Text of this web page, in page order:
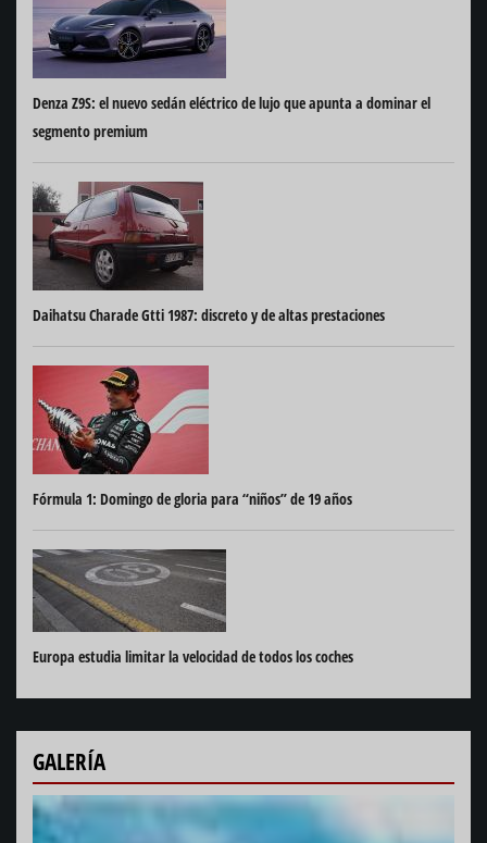
Denza Z9S: el nuevo sedán eléctrico de lujo que apunta a dominar el
segmento premium
Daihatsu Charade Gtti 1987: discreto y de altas prestaciones
Fórmula 1: Domingo de gloria para “niños” de 19 años
Europa estudia limitar la velocidad de todos los coches
GALERÍA